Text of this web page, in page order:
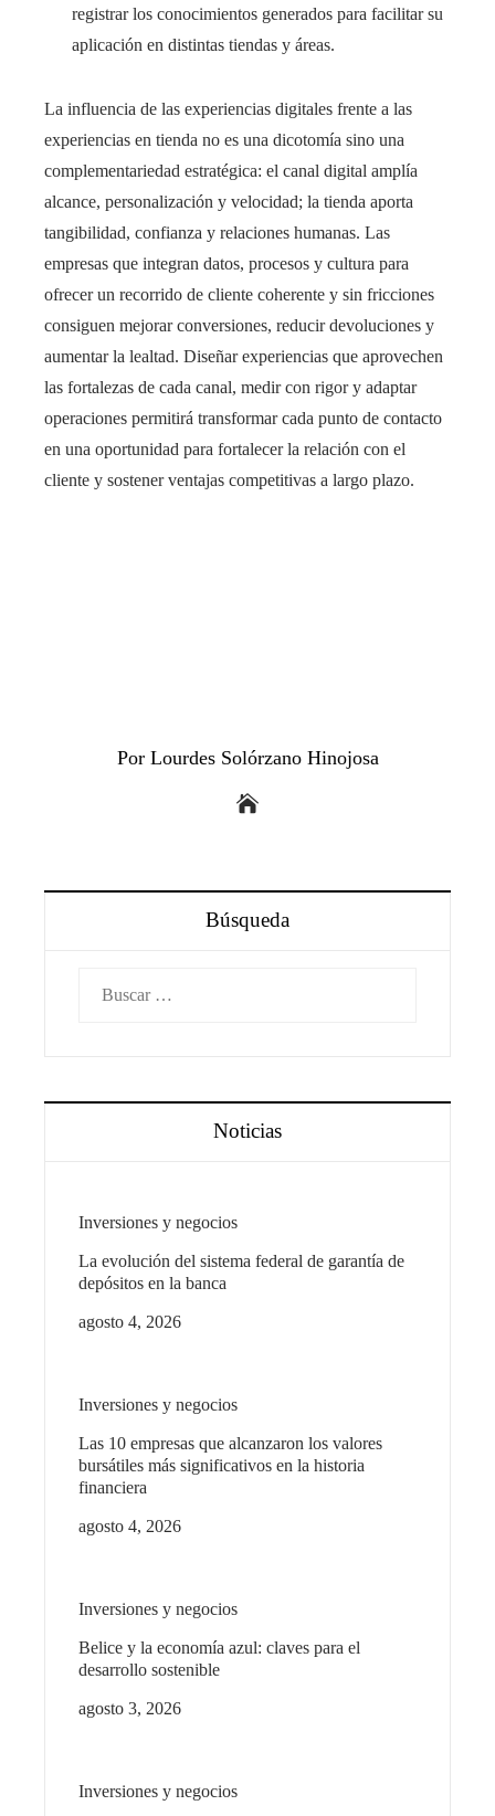
registrar los conocimientos generados para facilitar su
aplicación en distintas tiendas y áreas.
La influencia de las experiencias digitales frente a las
experiencias en tienda no es una dicotomía sino una
complementariedad estratégica: el canal digital amplía
alcance, personalización y velocidad; la tienda aporta
tangibilidad, confianza y relaciones humanas. Las
empresas que integran datos, procesos y cultura para
ofrecer un recorrido de cliente coherente y sin fricciones
consiguen mejorar conversiones, reducir devoluciones y
aumentar la lealtad. Diseñar experiencias que aprovechen
las fortalezas de cada canal, medir con rigor y adaptar
operaciones permitirá transformar cada punto de contacto
en una oportunidad para fortalecer la relación con el
cliente y sostener ventajas competitivas a largo plazo.
Por Lourdes Solórzano Hinojosa
Búsqueda
Noticias
Inversiones y negocios
La evolución del sistema federal de garantía de
depósitos en la banca
agosto 4, 2026
Inversiones y negocios
Las 10 empresas que alcanzaron los valores
bursátiles más significativos en la historia
financiera
agosto 4, 2026
Inversiones y negocios
Belice y la economía azul: claves para el
desarrollo sostenible
agosto 3, 2026
Inversiones y negocios